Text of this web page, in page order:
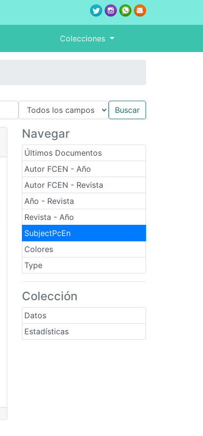
Colecciones
Navegar
Últimos Documentos
Autor FCEN - Año
Autor FCEN - Revista
Año - Revista
Revista - Año
SubjectPcEn
Colores
Type
Colección
Datos
Estadísticas